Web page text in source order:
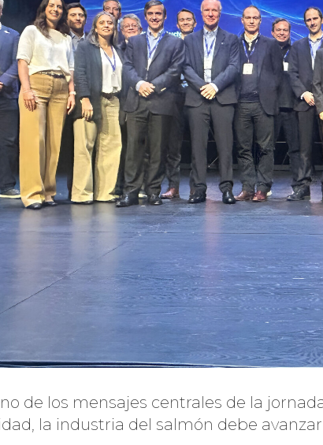
de los mensajes centrales de la
la industria del salmón debe